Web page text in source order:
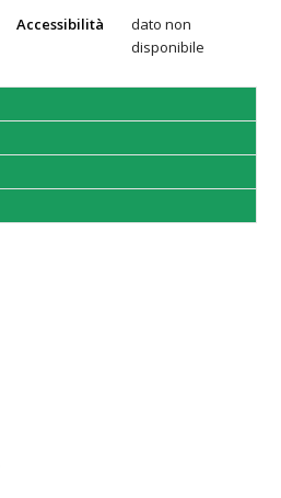
Accessibilità
dato non
disponibile